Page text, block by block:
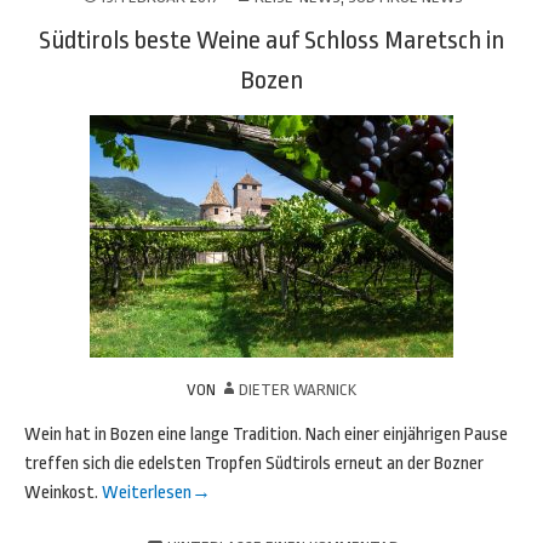
Südtirols beste Weine auf Schloss Maretsch in
Bozen
VON DIETER WARNICK
Wein hat in Bozen eine lange Tradition. Nach einer einjährigen Pause
treffen sich die edelsten Tropfen Südtirols erneut an der Bozner
Weinkost. Weiterlesen →